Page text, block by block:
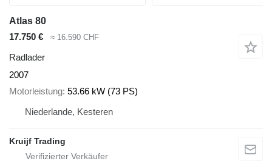
Atlas 80
17.750 €
≈ 16.590 CHF
Radlader
2007
Motorleistung 53.66 kW (73 PS)
Niederlande, Kesteren
Kruijf Trading